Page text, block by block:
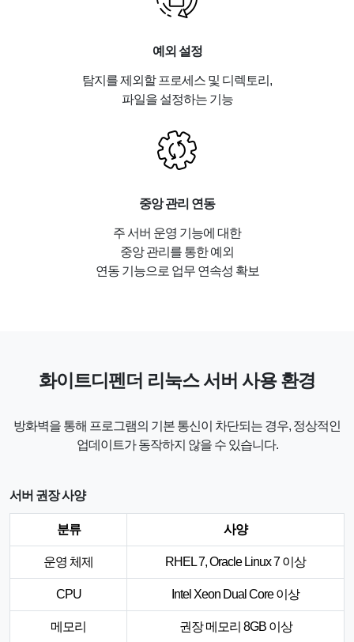
예외 설정
탐지를 제외할 프로세스 및 디렉토리,
파일을 설정하는 기능
중앙 관리 연동
주 서버 운영 기능에 대한
중앙 관리를 통한 예외
연동 기능으로 업무 연속성 확보
화이트디펜더 리눅스 서버 사용 환경
방화벽을 통해 프로그램의 기본 통신이 차단되는 경우, 정상적인
업데이트가 동작하지 않을 수 있습니다.
서버 권장 사양
분류 사양
운영 체제 RHEL 7, Oracle Linux 7 이상
CPU Intel Xeon Dual Core 이상
메모리 권장 메모리 8GB 이상